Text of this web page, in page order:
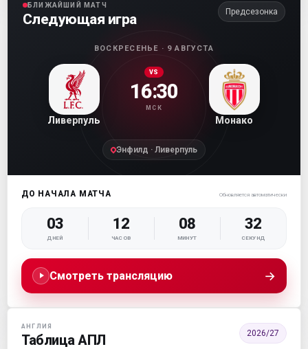
БЛИЖАЙШИЙ МАТЧ
Следующая игра Предсезонка
ВОСКРЕСЕНЬЕ · 9 АВГУСТА
Ливерпуль
VS
16:30
МСК
Монако
Энфилд · Ливерпуль
ДО НАЧАЛА МАТЧА Обновляется автоматически
03
ДНЕЙ
12
ЧАСОВ
08
МИНУТ
30
СЕКУНД
Смотреть трансляцию →
АНГЛИЯ
Таблица АПЛ 2026/27